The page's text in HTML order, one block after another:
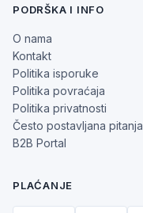
PODRŠKA I INFO
O nama
Kontakt
Politika isporuke
Politika povraćaja
Politika privatnosti
Često postavljana pitanja
B2B Portal
PLAĆANJE